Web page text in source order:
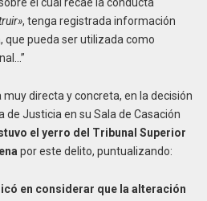
el cual recae la conducta
, tenga registrada información
que pueda ser utilizada como
directa y concreta, en la decisión
de Justicia en su Sala de Casación
el yerro del Tribunal Superior
por este delito, puntualizando:
en considerar que la alteración